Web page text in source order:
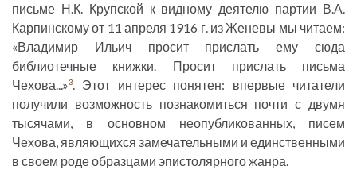
письме Н.К. Крупской к видному деятелю партии В.А.
Карпинскому от 11 апреля 1916 г. из Женевы мы читаем:
«Владимир Ильич просит прислать ему сюда
библиотечные книжки. Просит прислать письма
Чехова...»3. Этот интерес понятен: впервые читатели
получили возможность познакомиться почти с двумя
тысячами, в основном неопубликованных, писем
Чехова, являющихся замечательными и единственными
в своем роде образцами эпистолярного жанра.